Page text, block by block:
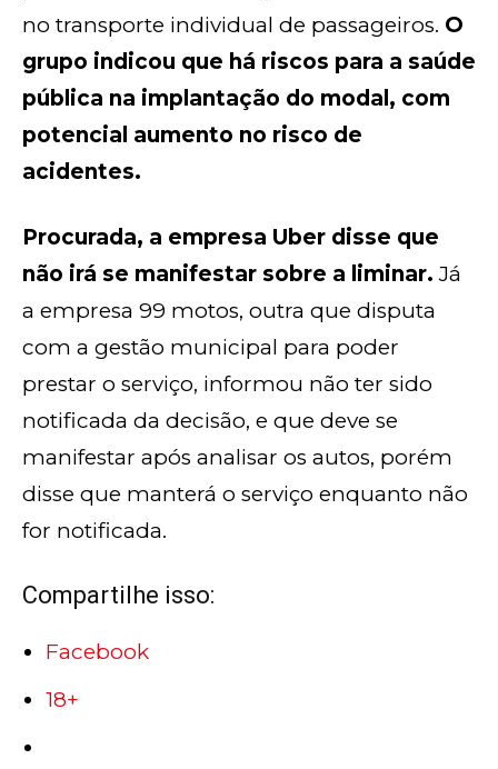
no transporte individual de passageiros. O
grupo indicou que há riscos para a saúde
pública na implantação do modal, com
potencial aumento no risco de
acidentes.
Procurada, a empresa Uber disse que
não irá se manifestar sobre a liminar. Já
a empresa 99 motos, outra que disputa
com a gestão municipal para poder
prestar o serviço, informou não ter sido
notificada da decisão, e que deve se
manifestar após analisar os autos, porém
disse que manterá o serviço enquanto não
for notificada.
Compartilhe isso:
Facebook
18+